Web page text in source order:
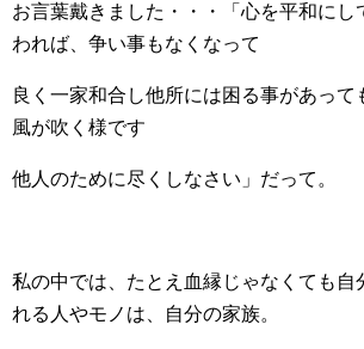
お言葉戴きました・・・「心を平和にし
われば、争い事もなくなって
良く一家和合し他所には困る事があって
風が吹く様です
他人のために尽くしなさい」だって。
私の中では、たとえ血縁じゃなくても自
れる人やモノは、自分の家族。